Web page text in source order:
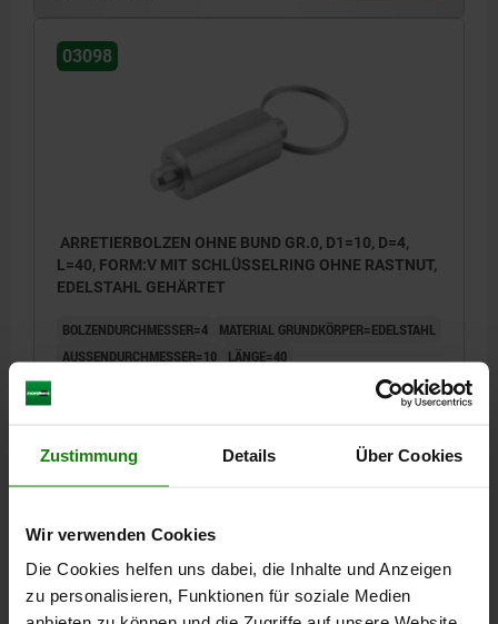
Zustimmung Details Über Cookies
Wir verwenden Cookies
Die Cookies helfen uns dabei, die Inhalte und Anzeigen
zu personalisieren, Funktionen für soziale Medien
03098
ARRETIERBOLZEN OHNE BUND GR.0, D1=10, D=4,
L=40, FORM:V MIT SCHLÜSSELRING OHNE RASTNUT,
EDELSTAHL GEHÄRTET
BOLZENDURCHMESSER=4
MATERIAL GRUNDKÖRPER=EDELSTAHL
AUSSENDURCHMESSER=10
LÄNGE=40
HUB S=4
FEDERKRAFT ANFANG F1 CA. N=6
Bestellnummer:
zzgl. MwSt.